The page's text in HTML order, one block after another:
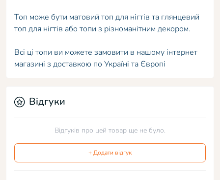
Топ може бути матовий топ для нігтів та глянцевий
топ для нігтів або топи з різноманітним декором.
Всі ці топи ви можете замовити в нашому інтернет
магазині з доставкою по Україні та Європі
Відгуки
Відгуків про цей товар ще не було.
+ Додати відгук